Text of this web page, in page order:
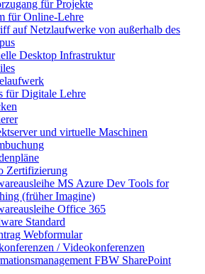
für Projekte
für Online-Lehre
auf Netzlaufwerke von außerhalb des
Desktop Infrastruktur
für Digitale Lehre
und virtuelle Maschinen
Zertifizierung
MS Azure Dev Tools for
(früher Imagine)
Office 365
Standard
Webformular
/ Videokonferenzen
FBW SharePoint